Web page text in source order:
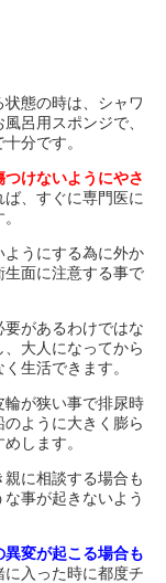
態の時は、シャワ
呂用スポンジで、
分です。
つけないようにやさ
、すぐに専門医に
うにする為に外か
生面に注意する事で
があるわけではな
大人になってから
生活できます。
輪が狭い事で排尿時
ように大きく膨ら
します。
に相談する場合も
事が起きないよう
変が起こる場合も
入った時に都度チ